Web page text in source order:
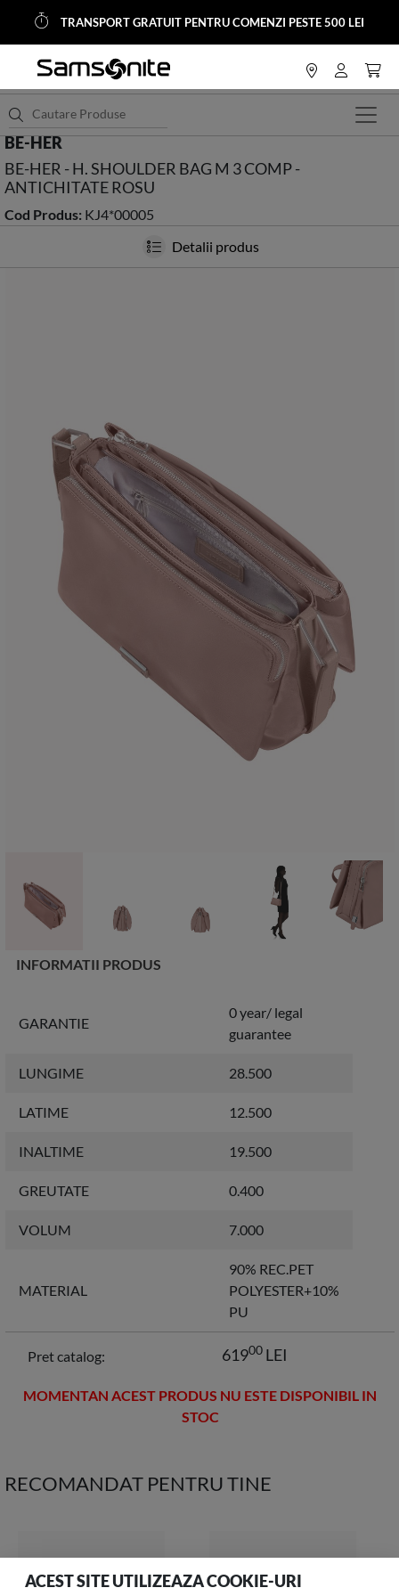
ACEST SITE UTILIZEAZA COOKIE-URI
TRANSPORT GRATUIT PENTRU COMENZI PESTE 500 LEI
<HOME Accesorii
BE-HER
BE-HER - H. SHOULDER BAG M 3 COMP -
ANTICHITATE ROSU
Cod Produs: KJ4*00005
Detalii produs
INFORMATII PRODUS
GARANTIE
0 year/ legal
guarantee
LUNGIME 28.500
LATIME 12.500
INALTIME 19.500
GREUTATE 0.400
VOLUM 7.000
MATERIAL
90% REC.PET
POLYESTER+10%
PU
Pret catalog: 61900 LEI
MOMENTAN ACEST PRODUS NU ESTE DISPONIBIL IN
STOC
RECOMANDAT PENTRU TINE